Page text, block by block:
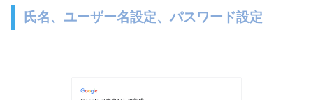
氏名、ユーザー名設定、パスワード設定